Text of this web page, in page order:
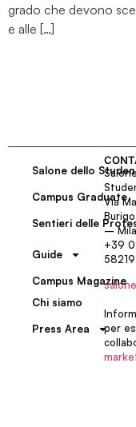
grado che devono
e alle […]
Salone dello
Campus Graduate
Sentieri delle
Guide
Campus Magazine
Chi siamo
Press Area
Via
–
+39
per